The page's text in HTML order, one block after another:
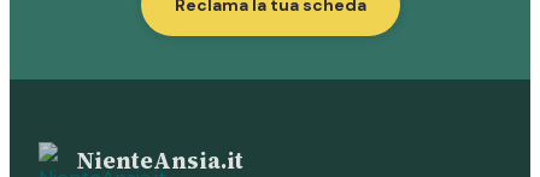
NienteAnsia.it